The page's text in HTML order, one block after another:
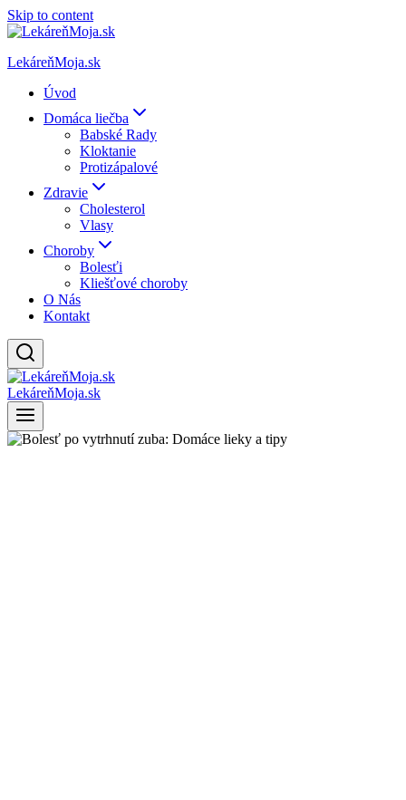
Skip to content
LekáreňMoja.sk
Úvod
Domáca liečba
Babské Rady
Kloktanie
Protizápalové
Zdravie
Cholesterol
Vlasy
Choroby
Bolesťi
Kliešťové choroby
O Nás
Kontakt
LekáreňMoja.sk